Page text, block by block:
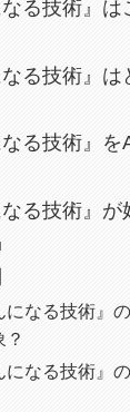
なる技術』
なる技術』
なる技術』を
なる技術』
になる技術』
？
になる技術』